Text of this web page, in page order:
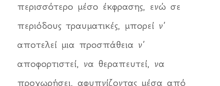
περισσότερο μέσο έκφρασης, ενώ σε
περιόδους τραυματικές, μπορεί ν’
αποτελεί μια προσπάθεια ν’
αποφορτιστεί, να θεραπευτεί, να
προχωρήσει, αφυπνίζοντας μέσα από